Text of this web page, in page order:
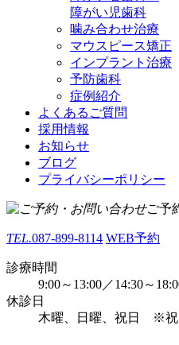
障がい児歯科
噛み合わせ治療
マウスピース矯正
インプラント治療
予防歯科
症例紹介
よくあるご質問
採用情報
お知らせ
ブログ
プライバシーポリシー
ご予
TEL.087-899-8114 WEB予約
診療時間
9:00～13:00／14:30～
休診日
木曜、日曜、祝日 ※祝